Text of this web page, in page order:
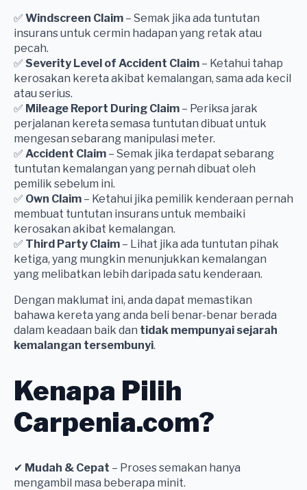
✅ Windscreen Claim – Semak jika ada tuntutan
insurans untuk cermin hadapan yang retak atau
pecah.
✅ Severity Level of Accident Claim – Ketahui tahap
kerosakan kereta akibat kemalangan, sama ada kecil
atau serius.
✅ Mileage Report During Claim – Periksa jarak
perjalanan kereta semasa tuntutan dibuat untuk
mengesan sebarang manipulasi meter.
✅ Accident Claim – Semak jika terdapat sebarang
tuntutan kemalangan yang pernah dibuat oleh
pemilik sebelum ini.
✅ Own Claim – Ketahui jika pemilik kenderaan pernah
membuat tuntutan insurans untuk membaiki
kerosakan akibat kemalangan.
✅ Third Party Claim – Lihat jika ada tuntutan pihak
ketiga, yang mungkin menunjukkan kemalangan
yang melibatkan lebih daripada satu kenderaan.
Dengan maklumat ini, anda dapat memastikan
bahawa kereta yang anda beli benar-benar berada
dalam keadaan baik dan tidak mempunyai sejarah
kemalangan tersembunyi.
Kenapa Pilih
Carpenia.com?
✔ Mudah & Cepat – Proses semakan hanya
mengambil masa beberapa minit.